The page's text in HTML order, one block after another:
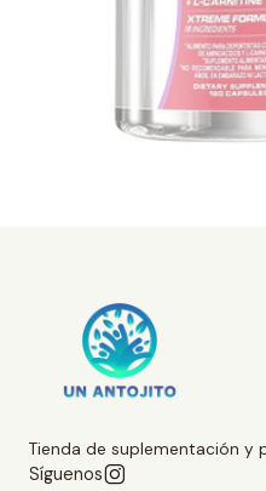
Tienda de suplementación y
Síguenos